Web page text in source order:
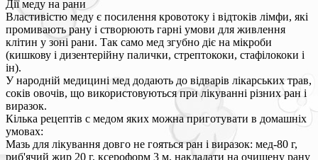
Дії меду на рани
Властивістю меду є посилення кровотоку і відтоків лімфи, які
промивають рану і створюють гарні умови для живлення
клітин у зоні рани. Так само мед згубно діє на мікроби
(кишкову і дизентерійну палички, стрептококи, стафілококи і
ін).
У народній медицині мед додають до відварів лікарських трав,
соків овочів, що використовуються при лікуванні різних ран і
виразок.
Кілька рецептів c медом яких можна приготувати в домашніх
умовах:
Мазь для лікування довго не гояться ран і виразок: мед-80 г,
риб'ячий жир 20 г, ксероформ 3 м, накладати на очищену рану